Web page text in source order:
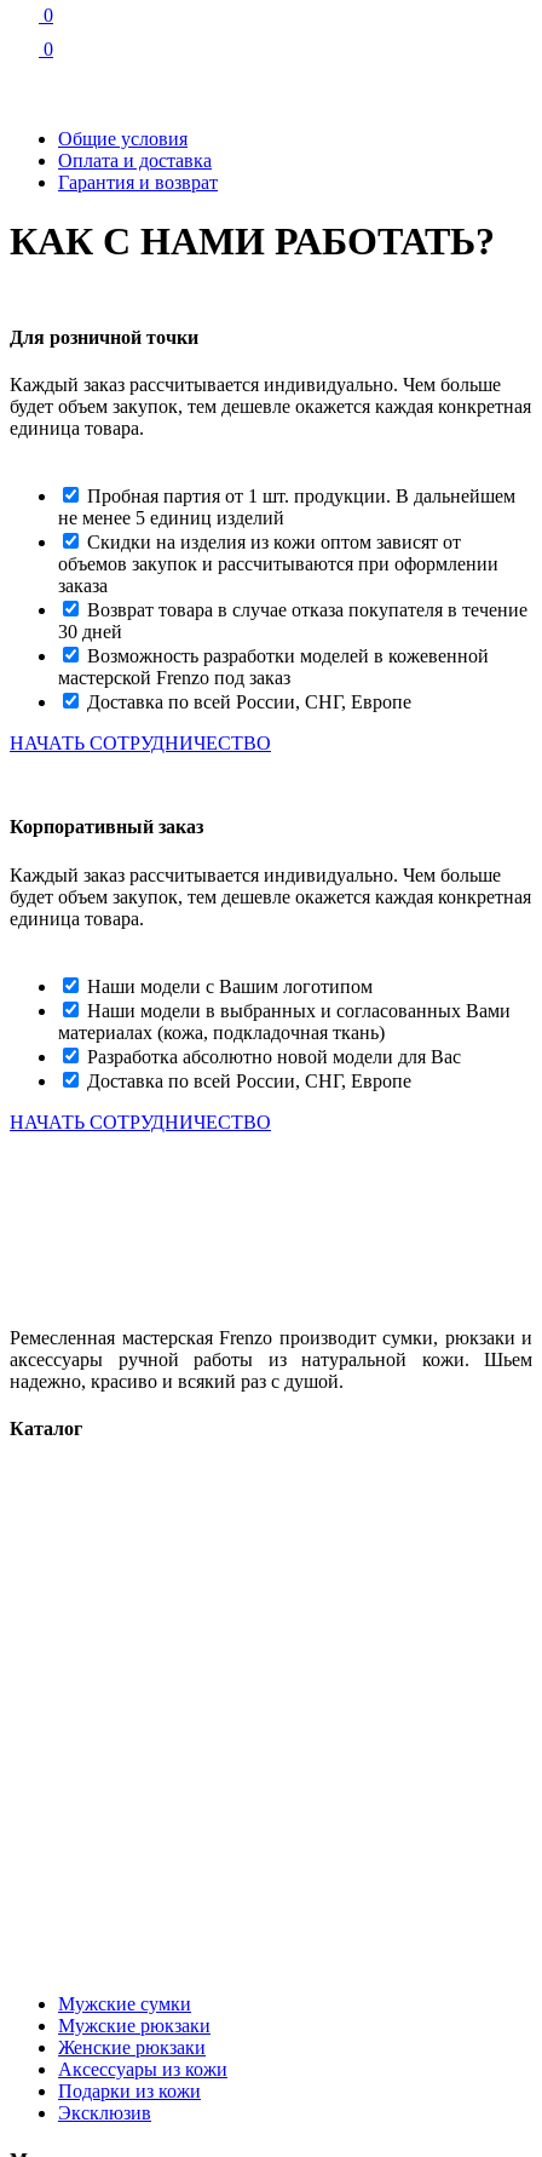
0
0
Общие условия
Оплата и доставка
Гарантия и возврат
КАК С НАМИ РАБОТАТЬ?
Для розничной точки
Каждый заказ рассчитывается индивидуально. Чем больше
будет объем закупок, тем дешевле окажется каждая конкретная
единица товара.
Пробная партия от 1 шт. продукции. В дальнейшем
не менее 5 единиц изделий
Скидки на изделия из кожи оптом зависят от
объемов закупок и рассчитываются при оформлении
заказа
Возврат товара в случае отказа покупателя в течение
30 дней
Возможность разработки моделей в кожевенной
мастерской Frenzo под заказ
Доставка по всей России, СНГ, Европе
НАЧАТЬ СОТРУДНИЧЕСТВО
Корпоративный заказ
Каждый заказ рассчитывается индивидуально. Чем больше
будет объем закупок, тем дешевле окажется каждая конкретная
единица товара.
Наши модели с Вашим логотипом
Наши модели в выбранных и согласованных Вами
материалах (кожа, подкладочная ткань)
Разработка абсолютно новой модели для Вас
Доставка по всей России, СНГ, Европе
НАЧАТЬ СОТРУДНИЧЕСТВО
Ремесленная мастерская Frenzo производит сумки, рюкзаки и
аксессуары ручной работы из натуральной кожи. Шьем
надежно, красиво и всякий раз с душой.
Каталог
Мужские сумки
Мужские рюкзаки
Женские рюкзаки
Аксессуары из кожи
Подарки из кожи
Эксклюзив